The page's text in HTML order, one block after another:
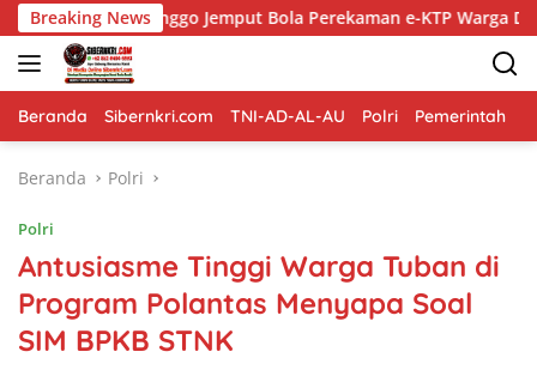
Langsung
ke
konten
Breaking News
Jemput Bola Perekaman e-KTP Warga Disabilitas di Dringu
Beranda Sibernkri.com TNI-AD-AL-AU Polri Pemerintah
Beranda Polri
Polri
Antusiasme Tinggi Warga Tuban di
Program Polantas Menyapa Soal
SIM BPKB STNK